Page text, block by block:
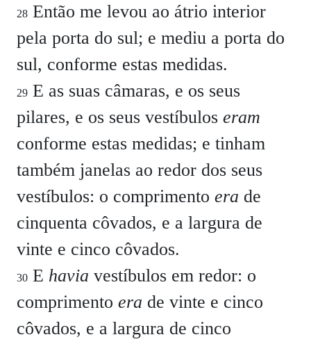
28 Então me levou ao átrio interior
pela porta do sul; e mediu a porta do
sul, conforme estas medidas.
29 E as suas câmaras, e os seus
pilares, e os seus vestíbulos eram
conforme estas medidas; e tinham
também janelas ao redor dos seus
vestíbulos: o comprimento era de
cinquenta côvados, e a largura de
vinte e cinco côvados.
30 E havia vestíbulos em redor: o
comprimento era de vinte e cinco
côvados, e a largura de cinco